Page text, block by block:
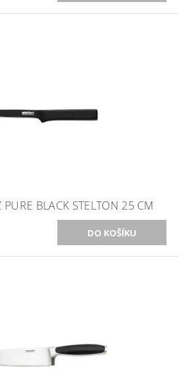
PURE BLACK STELTON 25 CM